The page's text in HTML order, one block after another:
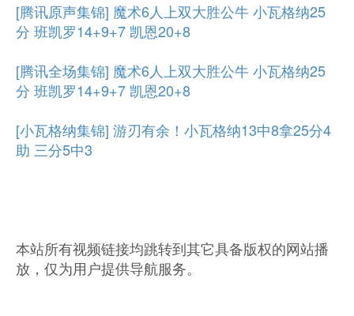
[腾讯原声集锦] 魔术6人上双大胜公牛 小瓦格纳25
分 班凯罗14+9+7 凯恩20+8
[腾讯全场集锦] 魔术6人上双大胜公牛 小瓦格纳25
分 班凯罗14+9+7 凯恩20+8
[小瓦格纳集锦] 游刃有余！小瓦格纳13中8拿25分4
助 三分5中3
本站所有视频链接均跳转到其它具备版权的网站播
放，仅为用户提供导航服务。